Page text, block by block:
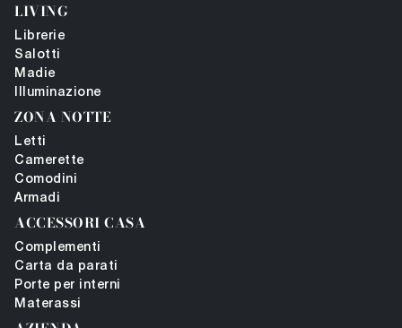
LIVING
Librerie
Salotti
Madie
Illuminazione
ZONA NOTTE
Letti
Camerette
Comodini
Armadi
ACCESSORI CASA
Complementi
Carta da parati
Porte per interni
Materassi